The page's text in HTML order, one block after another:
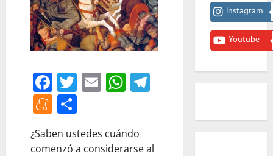
Facebook
Twitter
EmailWhatsApp
Meneame
¿Saben ustedes cuándo
comenzó a considerarse al
Instagram
Youtube